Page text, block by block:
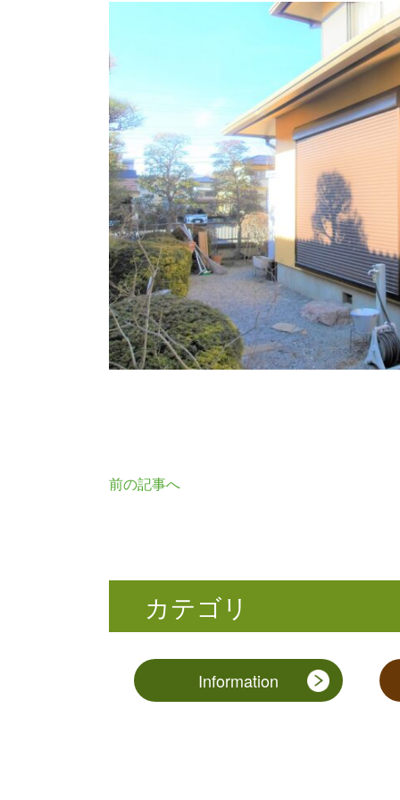
前の記事へ
カテゴリ
Information